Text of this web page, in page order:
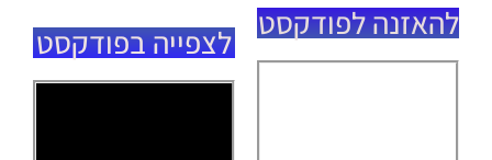
להאזנה לפודקסט לצפייה בפודקסט